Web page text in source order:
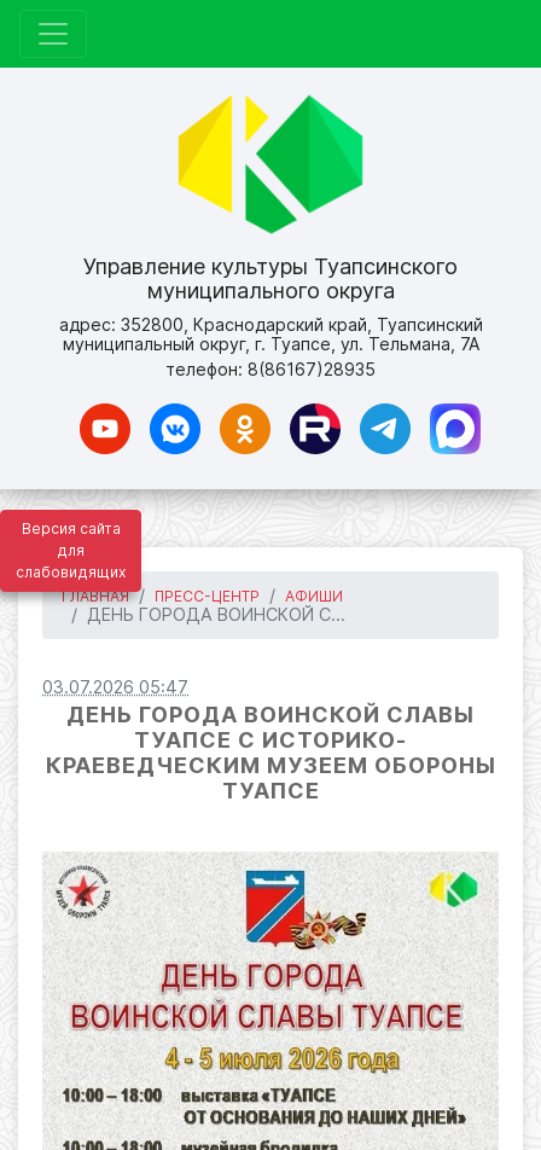
Версия сайта
для
слабовидящих
Управление культуры Туапсинского
муниципального округа
адрес: 352800, Краснодарский край, Туапсинский
муниципальный округ, г. Туапсе, ул. Тельмана, 7А
телефон: 8(86167)28935
ГЛАВНАЯ ПРЕСС-ЦЕНТР АФИШИ
ДЕНЬ ГОРОДА ВОИНСКОЙ С...
03.07.2026 05:47
ДЕНЬ ГОРОДА ВОИНСКОЙ СЛАВЫ
ТУАПСЕ С ИСТОРИКО-
КРАЕВЕДЧЕСКИМ МУЗЕЕМ ОБОРОНЫ
ТУАПСЕ